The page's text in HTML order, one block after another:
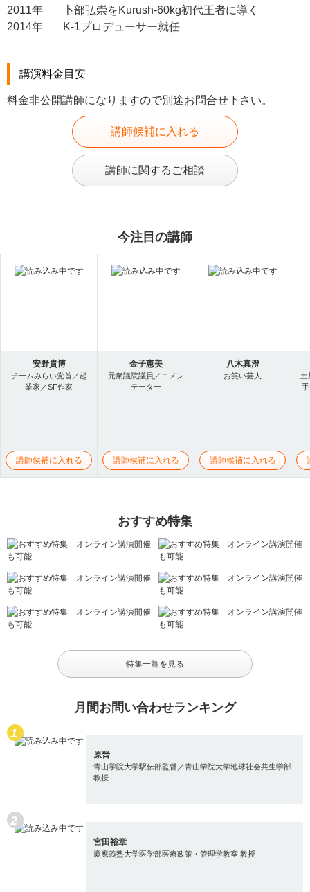
2011年
卜部弘崇をKurush-60kg初代王者に導く
2014年
K-1プロデューサー就任
講演料金目安
料金非公開講師になりますので別途お問合せ下さい。
講師候補に入れる
講師に関するご相談
今注目の講師
安野貴博
チームみらい党首／起
業家／SF作家
講師候補に入れる
金子恵美
元衆議院議員／コメン
テーター
講師候補に入れる
八木真澄
お笑い芸人
講師候補に入れる
土
おすすめ特集
特集一覧を見る
月間お問い合わせランキング
原晋
青山学院大学駅伝部監督／青山学院大学地球社会共生学部
教授
宮田裕章
慶應義塾大学医学部医療政策・管理学教室 教授